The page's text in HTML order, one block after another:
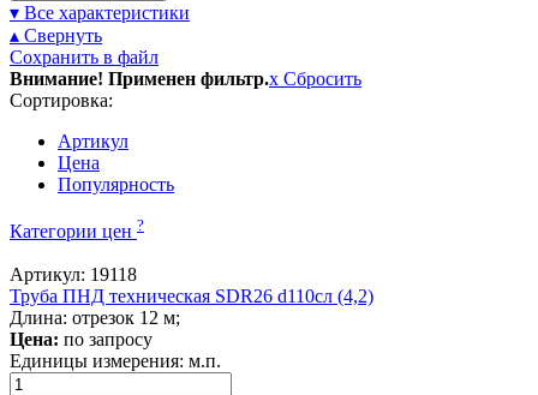
▾ Все характеристики
▴ Свернуть
Сохранить в файл
Внимание! Применен фильтр.x Сбросить
Сортировка:
Артикул
Цена
Популярность
Категории цен ?
Артикул: 19118
Труба ПНД техническая SDR26 d110сл (4,2)
Длина: отрезок 12 м;
Цена: по запросу
Единицы измерения: м.п.